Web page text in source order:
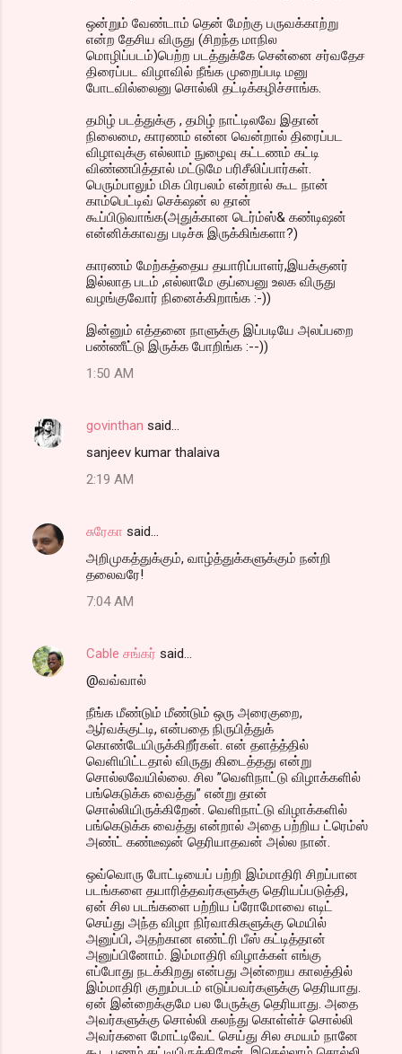
ஒன்றும் வேண்டாம் தென் மேற்கு பருவக்காற்று
என்ற தேசிய விருது (சிறந்த மாநில
மொழிப்படம்)பெற்ற படத்துக்கே சென்னை சர்வதேச
திரைப்பட விழாவில் நீங்க முறைப்படி மனு
போடவில்லைனு சொல்லி தட்டிக்கழிச்சாங்க.
தமிழ் படத்துக்கு , தமிழ் நாட்டிலவே இதான்
நிலைமை, காரணம் என்ன வென்றால் திரைப்பட
விழாவுக்கு எல்லாம் நுழைவு கட்டணம் கட்டி
விண்ணபித்தால் மட்டுமே பரிசீலிப்பார்கள்.
பெரும்பாலும் மிக பிரபலம் என்றால் கூட நான்
காம்பெட்டிவ் செக்‌ஷன் ல தான்
கூப்பிடுவாங்க(அதுக்கான டெர்ம்ஸ்& கண்டிஷன்
என்னிக்காவது படிச்சு இருக்கிங்களா?)
காரணம் மேற்கத்தைய தயாரிப்பாளர்,இயக்குனர்
இல்லாத படம் ,எல்லாமே குப்பைனு உலக விருது
வழங்குவோர் நினைக்கிறாங்க :-))
இன்னும் எத்தனை நாளுக்கு இப்படியே அலப்பறை
பண்ணீட்டு இருக்க போறிங்க :--))
1:50 AM
govinthan said…
sanjeev kumar thalaiva
2:19 AM
சுரேகா said…
அறிமுகத்துக்கும், வாழ்த்துக்களுக்கும் நன்றி
தலைவரே!
7:04 AM
Cable சங்கர் said…
@வவ்வால்
நீங்க மீண்டும் மீண்டும் ஒரு அரைகுறை,
ஆர்வக்குட்டி, என்பதை நிருபித்துக்
கொண்டேயிருக்கிறீர்கள். என் தளத்த்தில்
வெளியிட்டதால் விருது கிடைத்தது என்று
சொல்லவேயில்லை. சில ”வெளிநாட்டு விழாக்களில்
பங்கெடுக்க வைத்து” என்று தான்
சொல்லியிருக்கிறேன். வெளிநாட்டு விழாக்களில்
பங்கெடுக்க வைத்து என்றால் அதை பற்றிய ட்ரெம்ஸ்
அண்ட் கண்டீஷன் தெரியாதவன் அல்ல நான்.
ஒவ்வொரு போட்டியைப் பற்றி இம்மாதிரி சிறப்பான
படங்களை தயாரித்தவர்களுக்கு தெரியப்படுத்தி,
ஏன் சில படங்களை பற்றிய ப்ரோமோவை எடிட்
செய்து அந்த விழா நிர்வாகிகளுக்கு மெயில்
அனுப்பி, அதற்கான எண்ட்ரி பீஸ் கட்டித்தான்
அனுப்பினோம். இம்மாதிரி விழாக்கள் எங்கு
எப்போது நடக்கிறது என்பது அன்றைய காலத்தில்
இம்மாதிரி குறும்படம் எடுப்பவர்களுக்கு தெரியாது.
ஏன் இன்றைக்குமே பல பேருக்கு தெரியாது. அதை
அவர்களுக்கு சொல்லி கலந்து கொள்ள்ச் சொல்லி
அவர்களை மோட்டிவேட் செய்து சில சமயம் நானே